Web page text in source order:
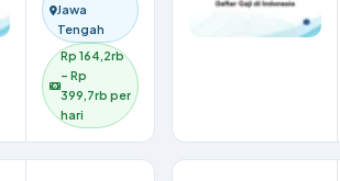
Jawa
Tengah
Rp 164,2rb
– Rp
399,7rb per
hari